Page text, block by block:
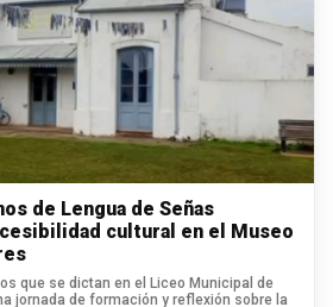
de Lengua de Señas
cultural en el Museo
que se dictan en el Liceo Municipal de
jornada de formación y reflexión sobre la